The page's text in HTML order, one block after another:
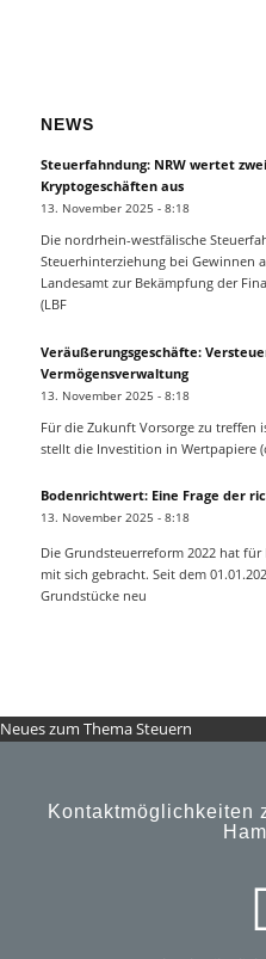
NEWS
Steuerfahndung: NRW wertet
Kryptogeschäften aus
13. November 2025 - 8:18
Die nordrhein-westfälische
Steuerhinterziehung bei Gewinnen
Landesamt zur Bekämpfung der
(LBF
Veräußerungsgeschäfte:
Vermögensverwaltung
13. November 2025 - 8:18
Für die Zukunft Vorsorge zu treffen
stellt die Investition in Wertpapiere
Bodenrichtwert: Eine Frage der
13. November 2025 - 8:18
Die Grundsteuerreform 2022 hat
mit sich gebracht. Seit dem
Grundstücke neu
Neues zum Thema Steuern
Kontaktmöglichkeiten